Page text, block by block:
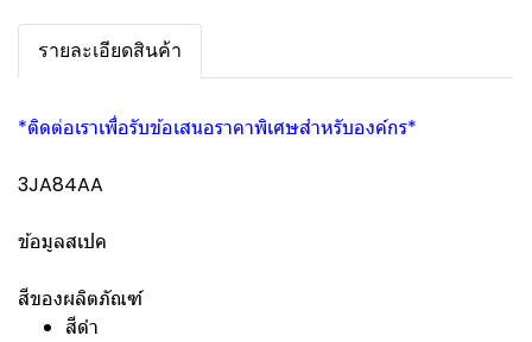
รายละเอียดสินค้า
*ติดต่อเราเพื่อรับข้อเสนอราคาพิเศษสำหรับองค์กร*
3JA84AA
ข้อมูลสเปค
สีของผลิตภัณฑ์
สีดำ